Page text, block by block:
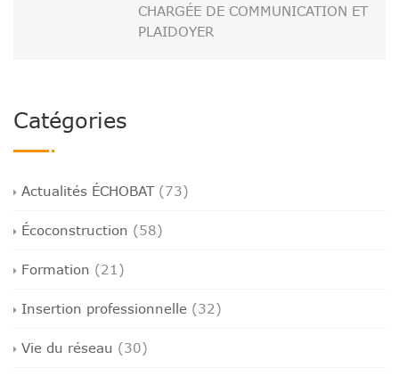
CHARGÉE DE COMMUNICATION ET
PLAIDOYER
Catégories
Actualités ÉCHOBAT(73)
Écoconstruction (58)
Formation (21)
Insertion professionnelle (32)
Vie du réseau (30)